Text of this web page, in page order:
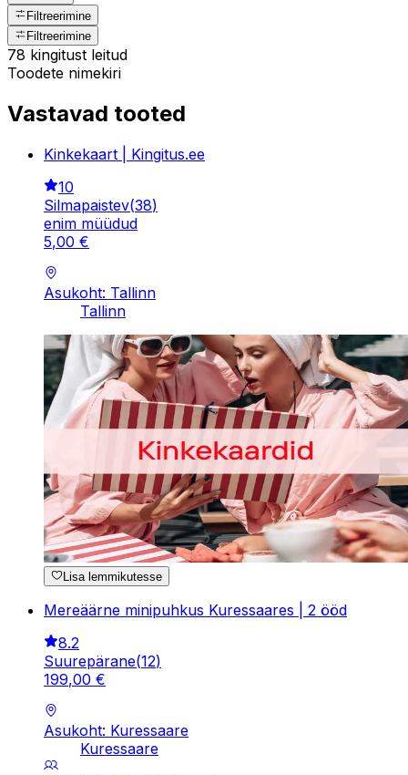
Filtreerimine
Filtreerimine
78 kingitust leitud
Toodete nimekiri
Vastavad tooted
Kinkekaart | Kingitus.ee
10
Silmapaistev(38)
enim müüdud
5,00 €
Asukoht: Tallinn
Tallinn
Lisa lemmikutesse
Mereäärne minipuhkus Kuressaares | 2 ööd
8.2
Suurepärane(12)
199,00 €
Asukoht: Kuressaare
Kuressaare